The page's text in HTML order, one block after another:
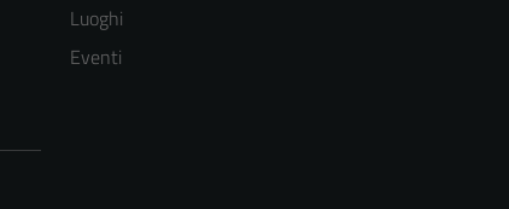
Luoghi
Eventi